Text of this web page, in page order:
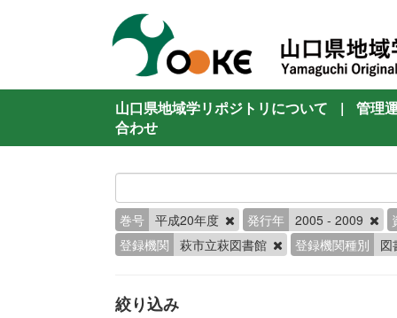
山口県地域学リポジトリについて |
管理
合わせ
巻号 平成20年度 発行年 2005 - 2009
登録機関
萩市立萩図書館 登録機関種別
絞り込み